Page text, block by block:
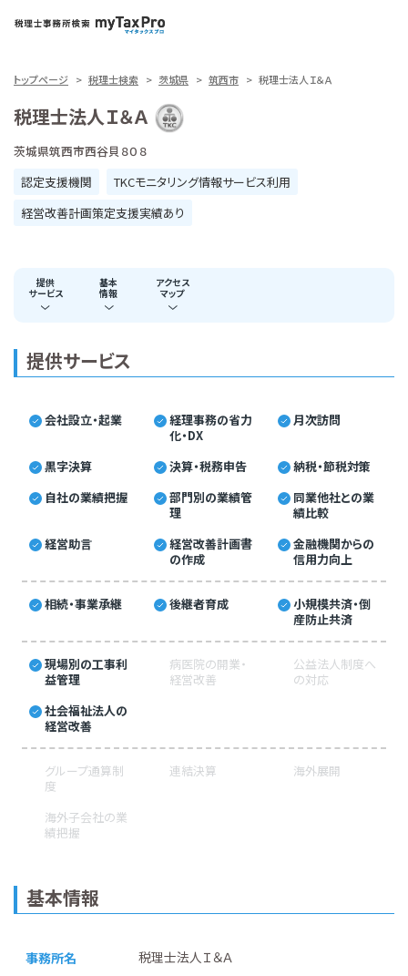
トップページ 税理士検索 茨城県 筑西市 税理士法人Ｉ＆Ａ
税理士法人Ｉ＆Ａ
茨城県筑西市西谷貝８０８
認定支援機関
TKCモニタリング情報サービス利用
経営改善計画策定支援実績あり
提供
サービス
基本
情報
アクセス
マップ
提供サービス
会社設立・起業
経理事務の省力
化・DX
月次訪問
黒字決算 決算・税務申告
納税・節税対策
自社の業績把握
部門別の業績管
理
同業他社との業
績比較
経営助言
経営改善計画書
の作成
金融機関からの
信用力向上
相続・事業承継 後継者育成
小規模共済・倒
産防止共済
現場別の工事利
益管理
病医院の開業・
経営改善
公益法人制度へ
の対応
社会福祉法人の
経営改善
グループ通算制
度
連結決算 海外展開
海外子会社の業
績把握
基本情報
事務所名 税理士法人Ｉ＆Ａ